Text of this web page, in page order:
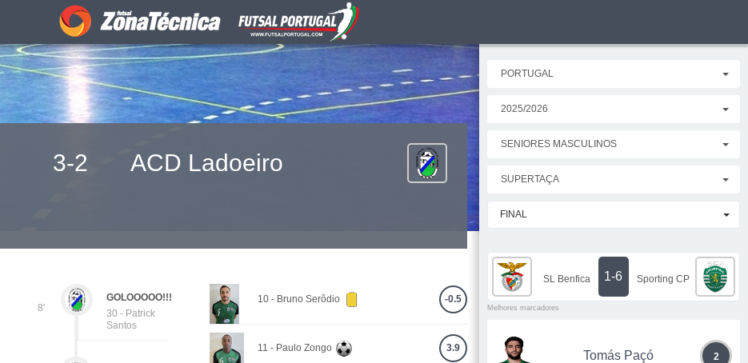
3-2 ACD Ladoeiro
8'
GOLOOOOO!!!
30 - Patrick
Santos
10 - Bruno Serôdio -0.5
11 - Paulo Zongo 3.9
PORTUGAL
2025/2026
SENIORES MASCULINOS
SUPERTAÇA
FINAL
SL Benfica 1-6 Sporting CP
Melhores marcadores
Tomás Paçó 2